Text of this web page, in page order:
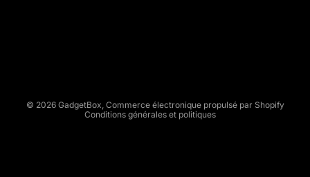
© 2026 GadgetBox, Commerce électronique propulsé par Shopify
Conditions générales et politiques